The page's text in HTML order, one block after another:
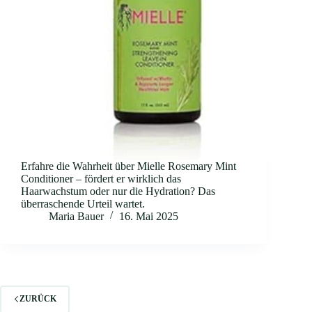
Erfahre die Wahrheit über Mielle Rosemary Mint
Conditioner – fördert er wirklich das
Haarwachstum oder nur die Hydration? Das
überraschende Urteil wartet.
Maria Bauer
16. Mai 2025
ZURÜCK